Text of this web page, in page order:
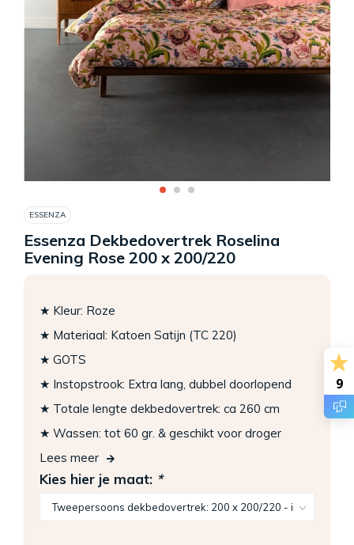
ESSENZA
Essenza Dekbedovertrek Roselina
Evening Rose 200 x 200/220
★ Kleur: Roze
★ Materiaal: Katoen Satijn (TC 220)
★ GOTS
★ Instopstrook: Extra lang, dubbel doorlopend
★ Totale lengte dekbedovertrek: ca 260 cm
★ Wassen: tot 60 gr. & geschikt voor droger
Lees meer
Kies hier je maat: *
9